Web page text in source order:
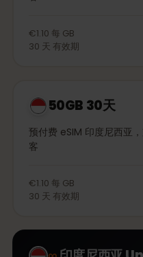
€1.10 每 GB
30 天 有效期
50GB 30天
预付费 eSIM 印度尼西亚
客
€1.10 每 GB
30 天 有效期